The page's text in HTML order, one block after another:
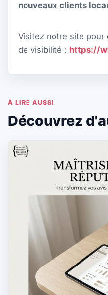
nouveaux clients
Visitez notre site pour
de visibilité : https://
À LIRE AUSSI
Découvrez